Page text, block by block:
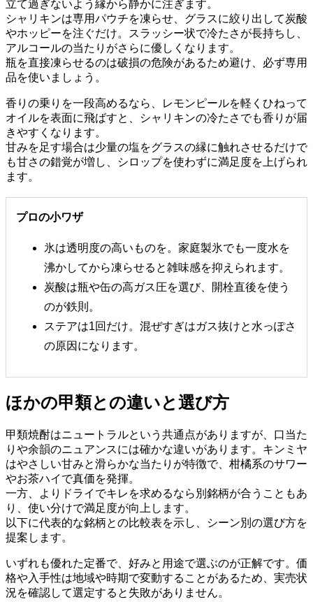
立て過ぎないよう縁から静かに注ぎます。
シャリキンは専用パウチを凍らせ、グラスに絞り出して炭酸
やホッピーを注ぐだけ。スラッシー状で冷たさが長持ちし、
アルコールの当たりがさらに優しくなります。
瓶を直接凍らせるのは破損の危険があるため避け、必ず専用
品を使いましょう。
香りの乗りを一段高めるなら、レモンピールを軽くひねって
オイルを表面に飛ばすと、シャリキンの冷たさでも香りが届
きやすくなります。
甘みを足す場合は少量の塩をグラスの縁に触れさせるだけで
も甘さの錯覚が増し、シロップを使わずに満足度を上げられ
ます。
プロの小ワザ
氷は透明度の高いものを。家庭製氷でも一度水を
沸かしてから凍らせると雑味感を抑えられます。
炭酸は瓶や缶の高ガス圧を選び、開栓直後を使う
のが鉄則。
ステアは1回だけ。混ぜすぎはガス抜けと水っぽさ
の原因になります。
ほかの甲類との違いと選び方
甲類焼酎はニュートラルという共通点がありますが、口当た
りや余韻のニュアンスには確かな違いがあります。キンミヤ
はやさしい甘みと滑らかな当たりが特徴で、柑橘系のサワー
やお茶ハイで真価を発揮。
一方、よりドライでキレを求めるなら別銘柄が合うこともあ
り、使い分けで満足度が向上します。
以下に代表的な銘柄との比較表を示し、シーン別の選び方を
提案します。
いずれも優れた定番で、好みと用途で選ぶのが正解です。価
格や入手性は地域や時期で変動することがあるため、実売状
況を確認して選定すると失敗がありません。